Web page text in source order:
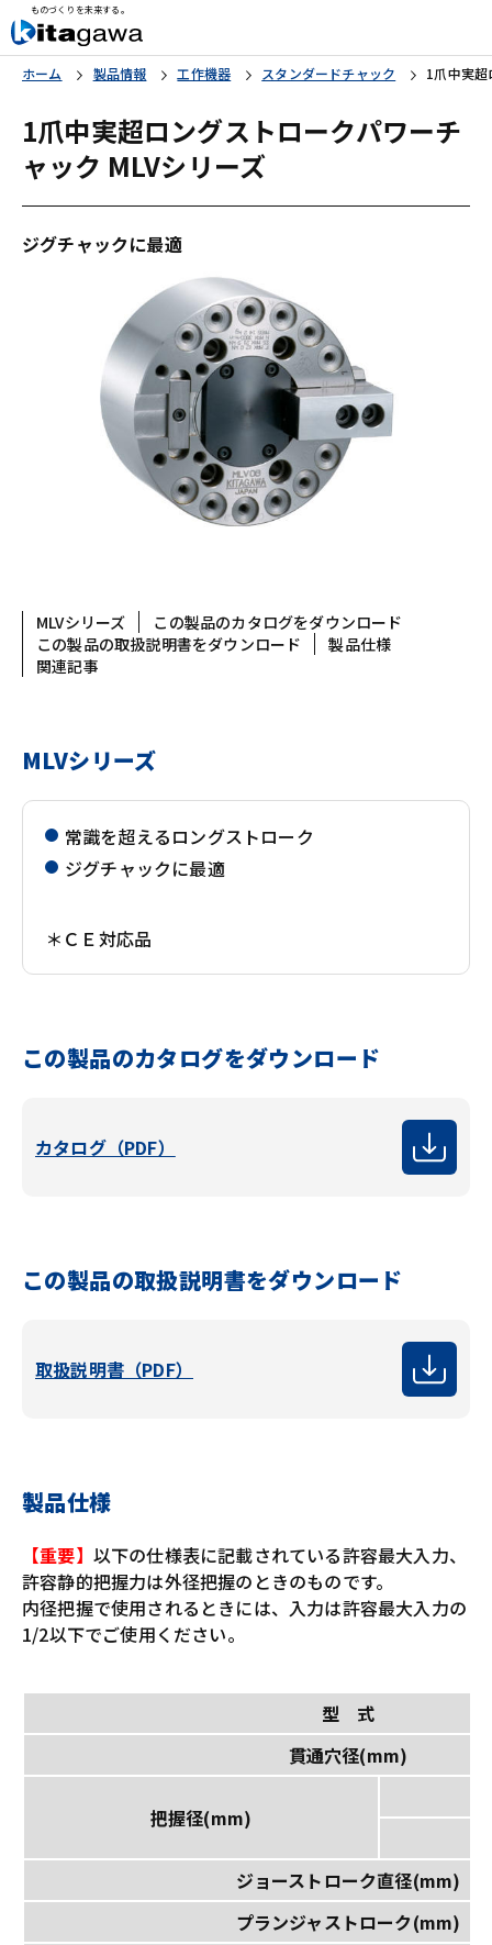
ものづくりを未来する。
ホーム 製品情報 工作機器 スタンダードチャック 1爪中実超
1爪中実超ロングストロークパワーチ
ャック MLVシリーズ
ジグチャックに最適
MLVシリーズ
この製品のカタログをダウンロード
この製品の取扱説明書をダウンロード
製品仕様
関連記事
MLVシリーズ
常識を超えるロングストローク
ジグチャックに最適
＊ＣＥ対応品
この製品のカタログをダウンロード
カタログ（PDF）
この製品の取扱説明書をダウンロード
取扱説明書（PDF）
製品仕様
【重要】 以下の仕様表に記載されている許容最大入力、
許容静的把握力は外径把握のときのものです。
内径把握で使用されるときには、入力は許容最大入力の
1/2以下でご使用ください。
型 式
貫通穴径(mm)
把握径(mm)
ジョーストローク直径(mm)
プランジャストローク(mm)